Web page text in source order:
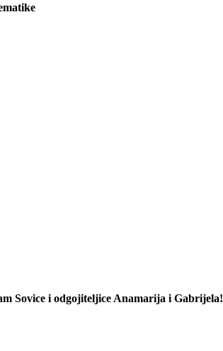
Sovice i odgojiteljice Anamarija i Gabrijela!